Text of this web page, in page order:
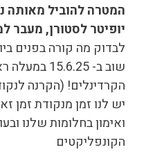
המטרה להוביל מאותה
יופיטר לסטורן, מעבר
לבדוק מה קורה בפנים
שוב ב-
הקרדינלים! (הקרנה
יש לנו זמן מנקודת זמן
ואימון בחלומות שלנו
הקונפליקטים